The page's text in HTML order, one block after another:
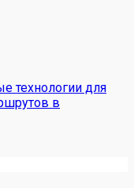
технологии для
в